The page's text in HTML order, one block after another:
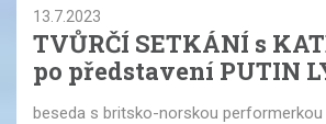
13.7.2023
TVŮRČÍ SETKÁNÍ s
po představení PUTIN
beseda s britsko-norskou